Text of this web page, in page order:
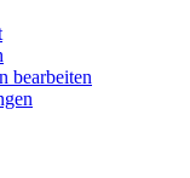
bearbeiten